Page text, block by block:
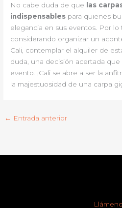
No cabe duda de que
las
indispensables para quienes
elegancia en sus eventos. Por lo
considerando organizar un
Cali, contemplar el alquiler de
duda, una decisión acertada
evento. ¡Cali se abre a ser la
la majestuosidad de una carpa
← Entrada anterior